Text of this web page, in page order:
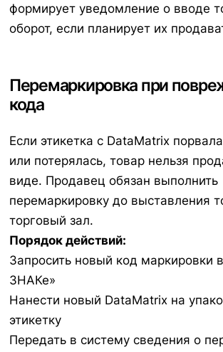
формирует уведомление о вводе
оборот, если планирует их
Перемаркировка при
кода
Если этикетка с DataMatrix
или потерялась, товар нельзя
виде. Продавец обязан выполнить
перемаркировку до выставления
торговый зал.
Порядок действий:
Запросить новый код маркировки
ЗНАКе»
Нанести новый DataMatrix на
этикетку
Передать в систему сведения о